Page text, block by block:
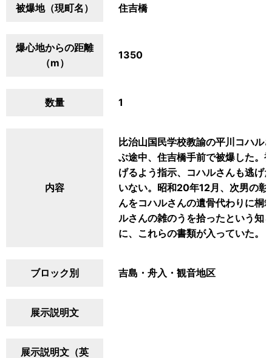
被爆地（現町名） 住吉橋
爆心地からの距離
（m）
1350
数量 1
内容
比治山国民学校教諭の平川コハル
ぶ途中、住吉橋手前で被爆した。
げるよう指示、コハルさんも逃げ
いない。昭和20年12月、次男の
んをコハルさんの遺骨代わりに桐
ルさんの雑のうを拾ったという知
に、これらの書類が入っていた。
ブロック別 吉島・舟入・観音地区
展示説明文
展示説明文（英